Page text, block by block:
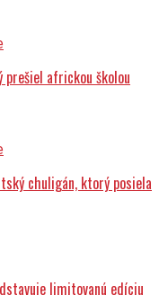
prešiel africkou školou
chuligán, ktorý posiela
limitovanú edíciu